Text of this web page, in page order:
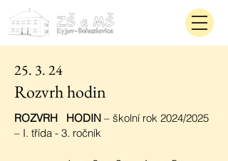
25. 3. 24
Rozvrh hodin
ROZVRH HODIN – školní rok 2024/2025
– I. třída - 3. ročník